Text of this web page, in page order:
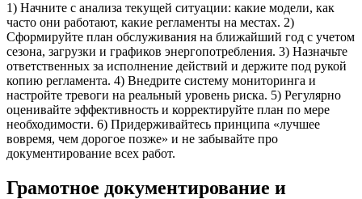
1) Начните с анализа текущей ситуации: какие модели, как
часто они работают, какие регламенты на местах. 2)
Сформируйте план обслуживания на ближайший год с учетом
сезона, загрузки и графиков энергопотребления. 3) Назначьте
ответственных за исполнение действий и держите под рукой
копию регламента. 4) Внедрите систему мониторинга и
настройте тревоги на реальный уровень риска. 5) Регулярно
оценивайте эффективность и корректируйте план по мере
необходимости. 6) Придерживайтесь принципа «лучшее
вовремя, чем дорогое позже» и не забывайте про
документирование всех работ.
Грамотное документирование и